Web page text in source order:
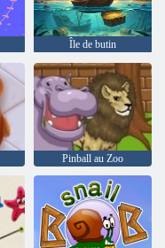
Île de butin
Pinball au Zoo